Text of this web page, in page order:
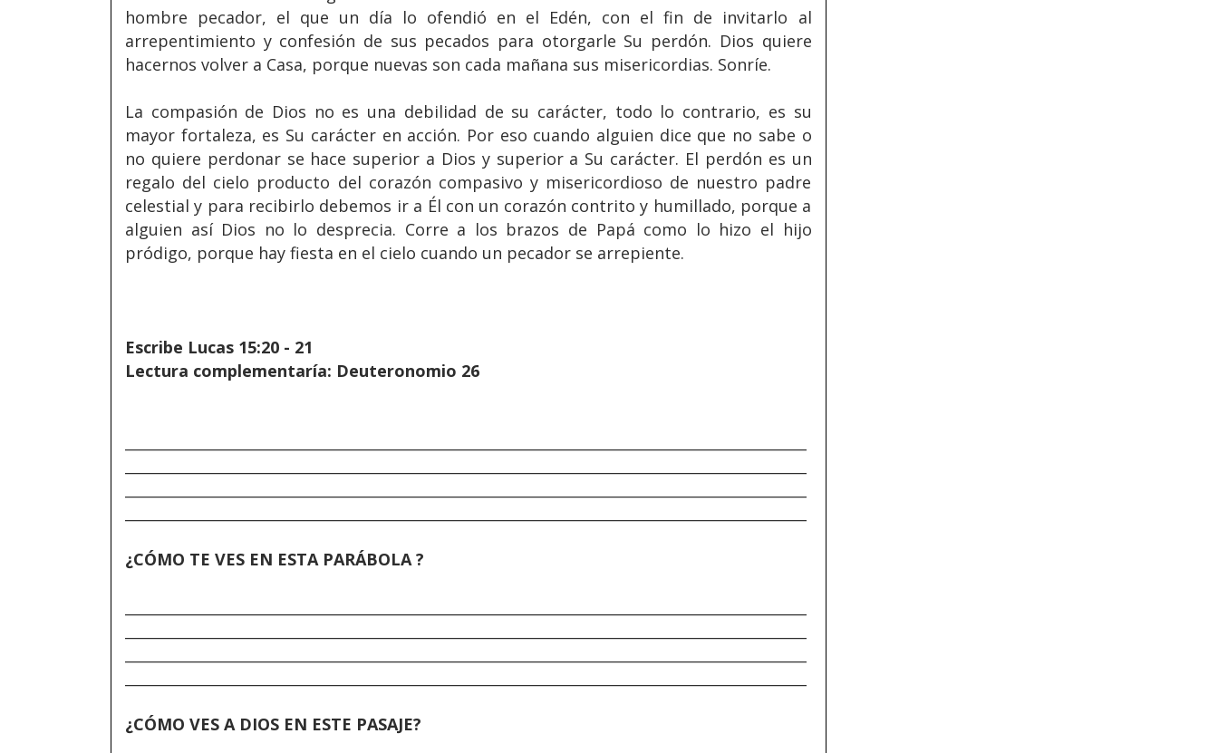
hombre pecador, el que un día lo ofendió en el Edén, con el fin de invitarlo al
arrepentimiento y confesión de sus pecados para otorgarle Su perdón. Dios quiere
hacernos volver a Casa, porque nuevas son cada mañana sus misericordias. Sonríe.
La compasión de Dios no es una debilidad de su carácter, todo lo contrario, es su
mayor fortaleza, es Su carácter en acción. Por eso cuando alguien dice que no sabe o
no quiere perdonar se hace superior a Dios y superior a Su carácter. El perdón es un
regalo del cielo producto del corazón compasivo y misericordioso de nuestro padre
celestial y para recibirlo debemos ir a Él con un corazón contrito y humillado, porque a
alguien así Dios no lo desprecia. Corre a los brazos de Papá como lo hizo el hijo
pródigo, porque hay fiesta en el cielo cuando un pecador se arrepiente.
Escribe Lucas 15:20 - 21
Lectura complementaría: Deuteronomio 26
¿CÓMO TE VES EN ESTA PARÁBOLA ?
¿CÓMO VES A DIOS EN ESTE PASAJE?